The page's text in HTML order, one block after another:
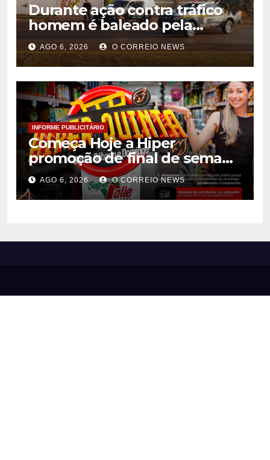
Durante ação contra tráfico
homem é baleado pela
Policia Militar em Chapadão
do Sul
AGO 6, 2026 O CORREIO NEWS
INFORME PUBLICITÁRIO
Começa Hoje a Hiper
promoção de final de semana
do Super Valle Confira:
AGO 6, 2026 O CORREIO NEWS